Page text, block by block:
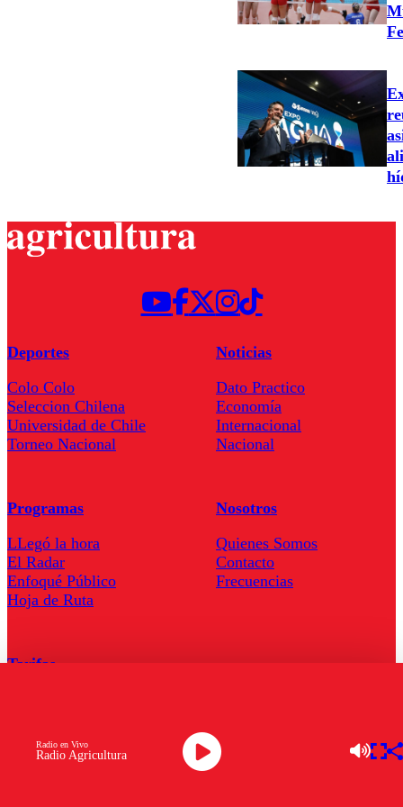
Radio Agricultura
Radio en Vivo
Deportes
Colo Colo
Seleccion Chilena
Universidad de Chile
Torneo Nacional
Noticias
Dato Practico
Economía
Internacional
Nacional
Programas
LLegó la hora
El Radar
Enfoqué Público
Hoja de Ruta
Nosotros
Quienes Somos
Contacto
Frecuencias
Tarifas